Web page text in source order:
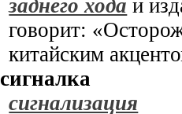
заднего хода и
говорит:
китайским
сигналка
сигнализация